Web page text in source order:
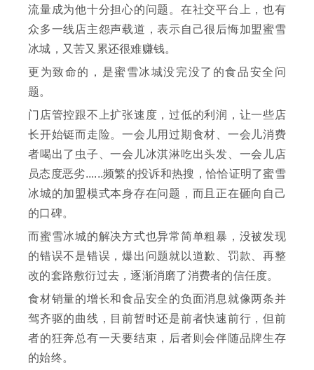
流量成为他十分担心的问题。在社交平台上，也有
众多一线店主怨声载道，表示自己很后悔加盟蜜雪
冰城，又苦又累还很难赚钱。
更为致命的，是蜜雪冰城没完没了的食品安全问
题。
门店管控跟不上扩张速度，过低的利润，让一些店
长开始铤而走险。一会儿用过期食材、一会儿消费
者喝出了虫子、一会儿冰淇淋吃出头发、一会儿店
员态度恶劣......频繁的投诉和热搜，恰恰证明了蜜雪
冰城的加盟模式本身存在问题，而且正在砸向自己
的口碑。
而蜜雪冰城的解决方式也异常简单粗暴，没被发现
的错误不是错误，爆出问题就以道歉、罚款、再整
改的套路敷衍过去，逐渐消磨了消费者的信任度。
食材销量的增长和食品安全的负面消息就像两条并
驾齐驱的曲线，目前暂时还是前者快速前行，但前
者的狂奔总有一天要结束，后者则会伴随品牌生存
的始终。